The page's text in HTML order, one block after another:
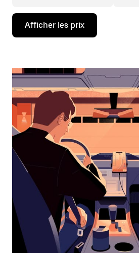
Appuyez
la
bas
interagir
avec
calendrier
et
sélectionner
une
date.
Appuyez
d'échappement
pour
fermer
calendrier.
Afficher les prix